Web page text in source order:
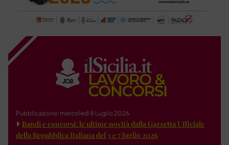
Pubblicazione: mercoledì 8 Luglio 2026
Bandi e concorsi: le ultime novità dalla Gazzetta Ufficiale
della Repubblica Italiana del 3 e 7 luglio 2026